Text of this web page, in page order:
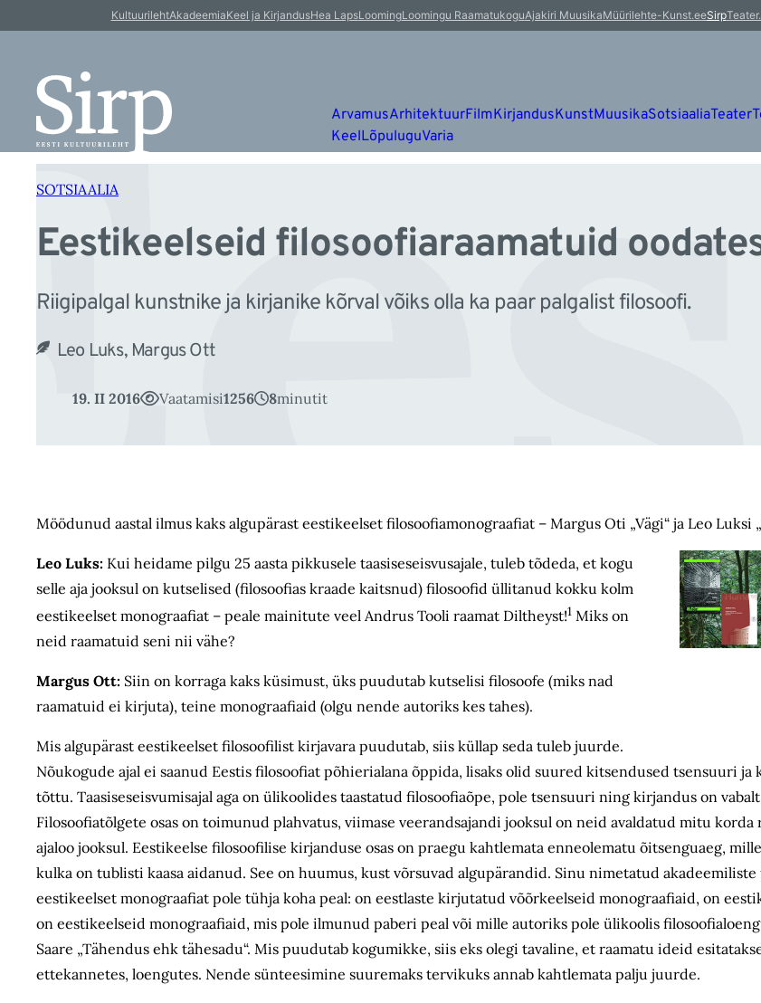
sisu
KultuurilehtAkadeemiaKeel ja KirjandusHea LapsLoomingLoomingu RaamatukoguAjakiri MuusikaMüürilehte-Kunst.eeSirp
ArvamusArhitektuurFilmKirjandusKunstMuusikaSotsiaaliaTeater
KeelLõpuluguVaria
SOTSIAALIA
Eestikeelseid filosoofiaraamatuid
Riigipalgal kunstnike ja kirjanike kõrval võiks olla ka paar palgalist filosoofi.
Leo Luks, Margus Ott
19. II 2016 Vaatamisi1256 8minutit
Möödunud aastal ilmus kaks algupärast eestikeelset filosoofiamonograafiat – Margus Oti „Vägi“ ja Leo Luksi
Leo Luks: Kui heidame pilgu 25 aasta pikkusele taasiseseisvusajale, tuleb tõdeda, et kogu
selle aja jooksul on kutselised (filosoofias kraade kaitsnud) filosoofid üllitanud kokku kolm
eestikeelset monograafiat – peale mainitute veel Andrus Tooli raamat Diltheyst!1 Miks on
neid raamatuid seni nii vähe?
Margus Ott: Siin on korraga kaks küsimust, üks puudutab kutselisi filosoofe (miks nad
raamatuid ei kirjuta), teine monograafiaid (olgu nende autoriks kes tahes).
Mis algupärast eestikeelset filosoofilist kirjavara puudutab, siis küllap seda tuleb juurde.
Nõukogude ajal ei saanud Eestis filosoofiat põhierialana õppida, lisaks olid suured kitsendused tsensuuri ja
tõttu. Taasiseseisvumisajal aga on ülikoolides taastatud filosoofiaõpe, pole tsensuuri ning kirjandus on vabalt
Filosoofiatõlgete osas on toimunud plahvatus, viimase veerandsajandi jooksul on neid avaldatud mitu korda
ajaloo jooksul. Eestikeelse filosoofilise kirjanduse osas on praegu kahtlemata enneolematu õitsenguaeg,
kulka on tublisti kaasa aidanud. See on huumus, kust võrsuvad algupärandid. Sinu nimetatud
eestikeelset monograafiat pole tühja koha peal: on eestlaste kirjutatud võõrkeelseid monograafiaid, on
on eestikeelseid monograafiaid, mis pole ilmunud paberi peal või mille autoriks pole ülikoolis
Saare „Tähendus ehk tähesadu“. Mis puudutab kogumikke, siis eks olegi tavaline, et raamatu ideid
ettekannetes, loengutes. Nende sünteesimine suuremaks tervikuks annab kahtlemata palju juurde.